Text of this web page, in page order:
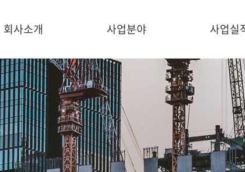
회사소개
인사말
회사연혁
인증서
조직도
오시는 길
사업분야
포스트텐션
- 포스트텐션 개요
- 포스트텐션 공정
- 구조시스템 비교
사업실